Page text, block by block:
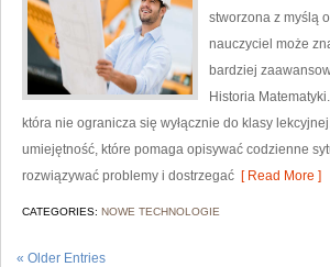
stworzona z myślą
nauczyciel może
bardziej
Historia
która nie ogranicza się wyłącznie do klasy
umiejętność, które pomaga opisywać codzienne
rozwiązywać problemy i dostrzegać [ Read More ]
CATEGORIES: NOWE TECHNOLOGIE
« Older Entries